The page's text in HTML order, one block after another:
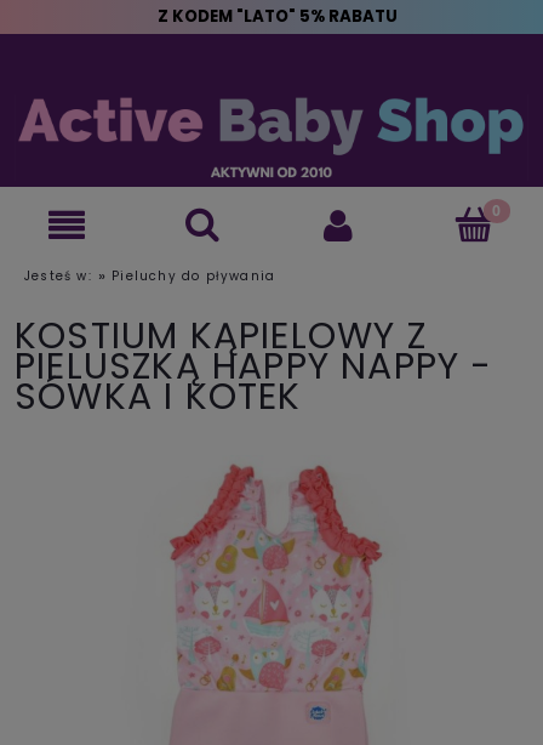
Z KODEM "LATO" 5% RABATU
Jesteś w: » Pieluchy do pływania
KOSTIUM KĄPIELOWY Z
PIELUSZKĄ HAPPY NAPPY -
SÓWKA I KOTEK